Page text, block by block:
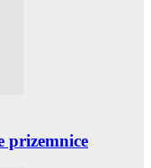
prizemnice